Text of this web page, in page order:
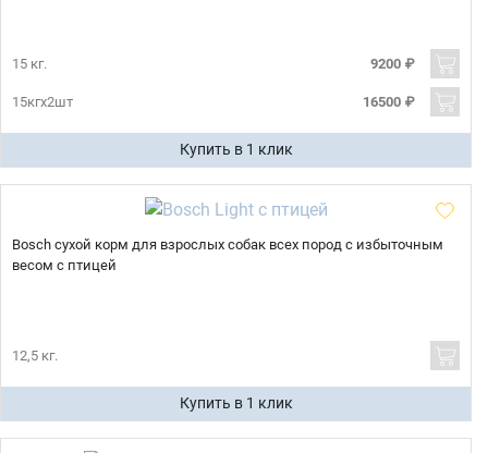
15 кг. 9200 ₽
15кгх2шт 16500 ₽
Купить в 1 клик
Bosch сухой корм для взрослых собак всех пород с избыточным
весом с птицей
12,5 кг.
Купить в 1 клик